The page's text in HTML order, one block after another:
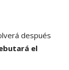
después
el